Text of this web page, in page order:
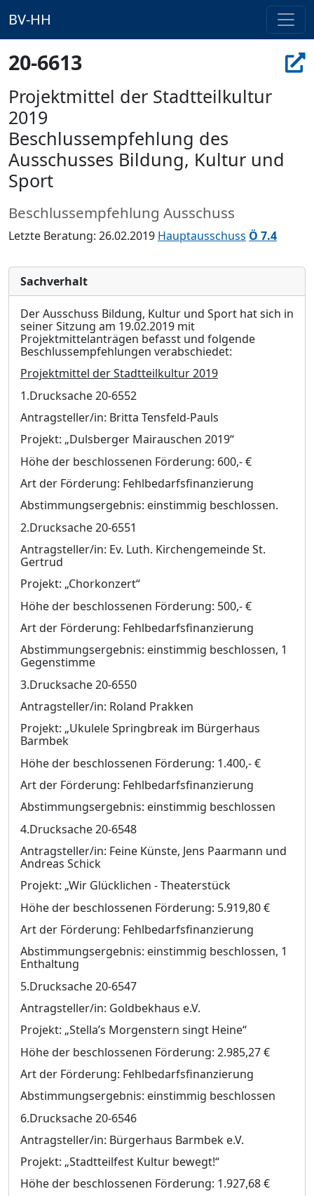
BV-HH
20-6613
Projektmittel der Stadtteilkultur
2019
Beschlussempfehlung des
Ausschusses Bildung, Kultur und
Sport
Beschlussempfehlung Ausschuss
Letzte Beratung: 26.02.2019 Hauptausschuss Ö 7.4
Sachverhalt
Der Ausschuss Bildung, Kultur und Sport hat sich in
seiner Sitzung am 19.02.2019 mit
Projektmittelanträgen befasst und folgende
Beschlussempfehlungen verabschiedet:
Projektmittel der Stadtteilkultur 2019
1.Drucksache 20-6552
Antragsteller/in: Britta Tensfeld-Pauls
Projekt: „Dulsberger Mairauschen 2019“
Höhe der beschlossenen Förderung: 600,- €
Art der Förderung: Fehlbedarfsfinanzierung
Abstimmungsergebnis: einstimmig beschlossen.
2.Drucksache 20-6551
Antragsteller/in: Ev. Luth. Kirchengemeinde St.
Gertrud
Projekt: „Chorkonzert“
Höhe der beschlossenen Förderung: 500,- €
Art der Förderung: Fehlbedarfsfinanzierung
Abstimmungsergebnis: einstimmig beschlossen, 1
Gegenstimme
3.Drucksache 20-6550
Antragsteller/in: Roland Prakken
Projekt: „Ukulele Springbreak im Bürgerhaus
Barmbek
Höhe der beschlossenen Förderung: 1.400,- €
Art der Förderung: Fehlbedarfsfinanzierung
Abstimmungsergebnis: einstimmig beschlossen
4.Drucksache 20-6548
Antragsteller/in: Feine Künste, Jens Paarmann und
Andreas Schick
Projekt: „Wir Glücklichen - Theaterstück
Höhe der beschlossenen Förderung: 5.919,80 €
Art der Förderung: Fehlbedarfsfinanzierung
Abstimmungsergebnis: einstimmig beschlossen, 1
Enthaltung
5.Drucksache 20-6547
Antragsteller/in: Goldbekhaus e.V.
Projekt: „Stella’s Morgenstern singt Heine“
Höhe der beschlossenen Förderung: 2.985,27 €
Art der Förderung: Fehlbedarfsfinanzierung
Abstimmungsergebnis: einstimmig beschlossen
6.Drucksache 20-6546
Antragsteller/in: Bürgerhaus Barmbek e.V.
Projekt: „Stadtteilfest Kultur bewegt!“
Höhe der beschlossenen Förderung: 1.927,68 €